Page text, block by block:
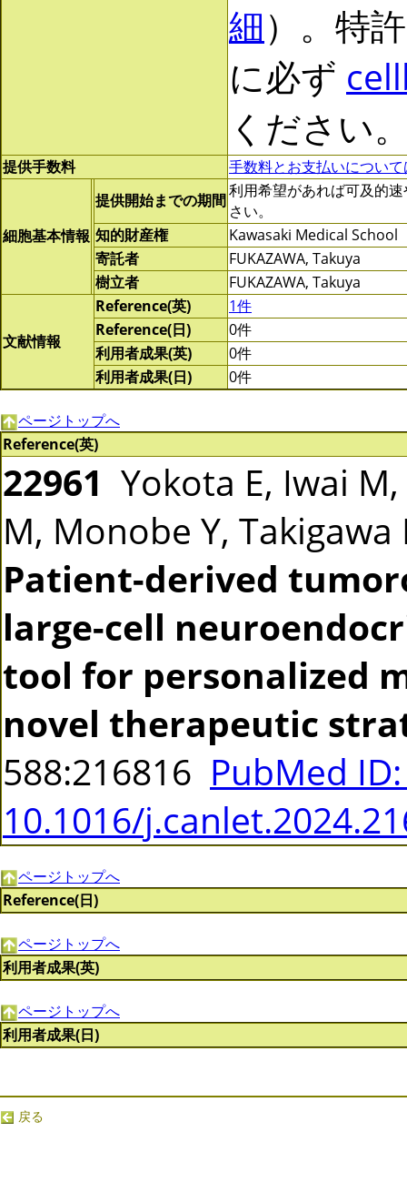
細）。特
に必ず
ください
提供手数料 手数料とお支払いについ
細胞基本情報
提供開始までの期間利用希望があれば可及的
さい。
知的財産権
Kawasaki Medical School
寄託者
FUKAZAWA, Takuya
樹立者
FUKAZAWA, Takuya
文献情報
Reference(英)
1件
Reference(日)
0件
利用者成果(英)
0件
利用者成果(日)
0件
ページトップへ
Reference(英)
22961 Yokota E, Iwai
M, Monobe Y,
Patient-derived
large-cell
tool for personalized
novel therapeutic
588:216816 PubMed
10.1016/
ページトップへ
Reference(日)
ページトップへ
利用者成果(英)
ページトップへ
利用者成果(日)
戻る